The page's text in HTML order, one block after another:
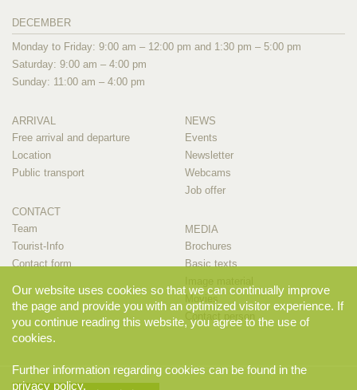
DECEMBER
Monday to Friday: 9:00 am – 12:00 pm and 1:30 pm – 5:00 pm
Saturday: 9:00 am – 4:00 pm
Sunday: 11:00 am – 4:00 pm
ARRIVAL
Free arrival and departure
Location
Public transport
CONTACT
Team
Tourist-Info
Contact form
NEWS
Events
Newsletter
Webcams
Job offer
MEDIA
Brochures
Basic texts
Movies
Contact person
Our website uses cookies so that we can continually improve
the page and provide you with an optimized visitor experience. If
you continue reading this website, you agree to the use of
cookies.
Further information regarding cookies can be found in the
privacy policy.